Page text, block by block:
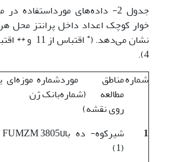
جدول 2- داده‌های مورداستفاده
نشان می‌دهد. (*
4).
شمارهمناطق مورد
مطالعه (شماره
روی نقشه)
شماره موزه‌ای
بانک ژن
1
شیرکوه- ده بالا
(1)
3805 FUMZM